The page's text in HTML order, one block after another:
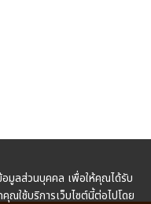
อมูลส่วนบุคคล เพื่อให้คุณได้รับ
ณใช้บริการเว็บไซต์นี้ต่อไปโดย